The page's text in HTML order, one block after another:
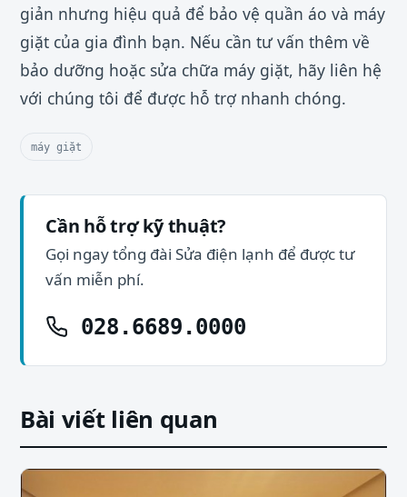
giản nhưng hiệu quả để bảo vệ quần áo và máy
giặt của gia đình bạn. Nếu cần tư vấn thêm về
bảo dưỡng hoặc sửa chữa máy giặt, hãy liên hệ
với chúng tôi để được hỗ trợ nhanh chóng.
máy giặt
Cần hỗ trợ kỹ thuật?
Gọi ngay tổng đài Sửa điện lạnh để được tư
vấn miễn phí.
028.6689.0000
Bài viết liên quan